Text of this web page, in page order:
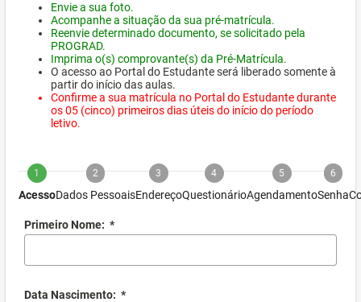
Envie a sua foto.
Acompanhe a situação da sua pré-matrícula.
Reenvie determinado documento, se solicitado pela
PROGRAD.
Imprima o(s) comprovante(s) da Pré-Matrícula.
O acesso ao Portal do Estudante será liberado somente à
partir do início das aulas.
Confirme a sua matrícula no Portal do Estudante durante
os 05 (cinco) primeiros dias úteis do início do período
letivo.
1
Acesso
2
Dados Pessoais
3
Endereço
4
Questionário
5
Agendamento
6
Senha
Primeiro Nome: *
Data Nascimento: *